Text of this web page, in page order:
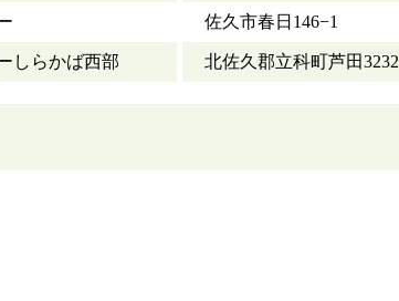
佐久市春日146−1
しらかば西部 北佐久郡立科町芦田3232